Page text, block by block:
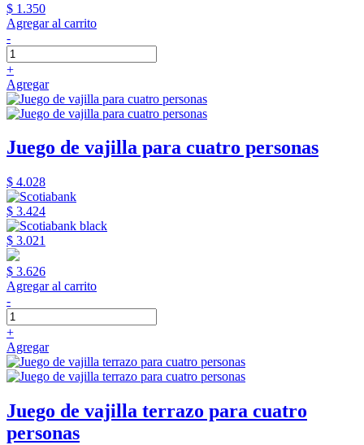
$ 1.350
Agregar al carrito
-
+
Agregar
Juego de vajilla para cuatro personas
$ 4.028
$ 3.424
$ 3.021
$ 3.626
Agregar al carrito
-
+
Agregar
Juego de vajilla terrazo para cuatro
personas